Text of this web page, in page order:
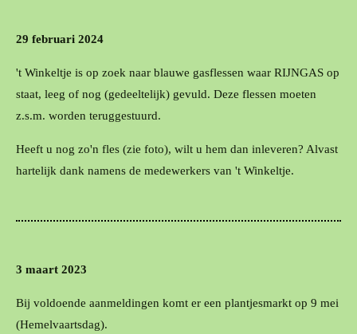
29 februari 2024
't Winkeltje is op zoek naar blauwe gasflessen waar RIJNGAS op
staat, leeg of nog (gedeeltelijk) gevuld. Deze flessen moeten
z.s.m. worden teruggestuurd.
Heeft u nog zo'n fles (zie foto), wilt u hem dan inleveren? Alvast
hartelijk dank namens de medewerkers van 't Winkeltje.
3 maart 2023
Bij voldoende aanmeldingen komt er een plantjesmarkt op 9 mei
(Hemelvaartsdag).